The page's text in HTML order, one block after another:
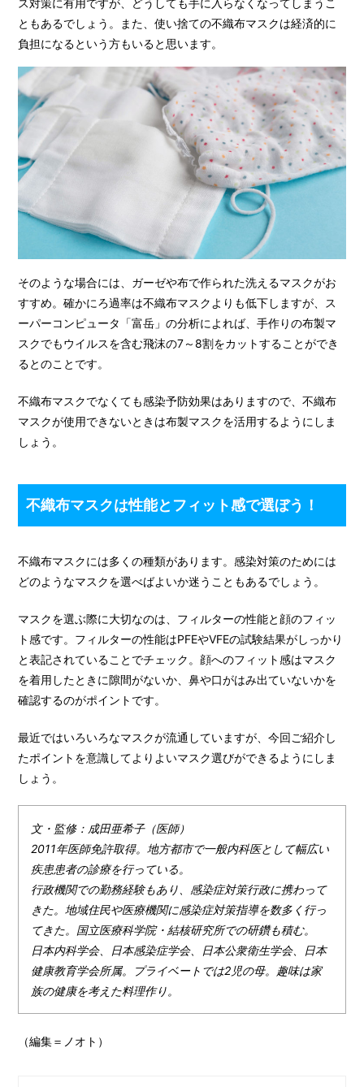
ともあるでしょう。また、使い捨ての不織布マスクは経済的に
負担になるという方もいると思います。
そのような場合には、ガーゼや布で作られた洗えるマスクがお
すすめ。確かにろ過率は不織布マスクよりも低下しますが、ス
ーパーコンピュータ「富岳」の分析によれば、手作りの布製マ
スクでもウイルスを含む飛沫の7～8割をカットすることができ
るとのことです。
不織布マスクでなくても感染予防効果はありますので、不織布
マスクが使用できないときは布製マスクを活用するようにしま
しょう。
不織布マスクは性能とフィット感で選ぼう！
不織布マスクには多くの種類があります。感染対策のためには
どのようなマスクを選べばよいか迷うこともあるでしょう。
マスクを選ぶ際に大切なのは、フィルターの性能と顔のフィッ
ト感です。フィルターの性能はPFEやVFEの試験結果がしっかり
と表記されていることでチェック。顔へのフィット感はマスク
を着用したときに隙間がないか、鼻や口がはみ出ていないかを
確認するのがポイントです。
最近ではいろいろなマスクが流通していますが、今回ご紹介し
たポイントを意識してよりよいマスク選びができるようにしま
しょう。
文・監修：成田亜希子（医師）
2011年医師免許取得。地方都市で一般内科医として幅広い
疾患患者の診療を行っている。
行政機関での勤務経験もあり、感染症対策行政に携わって
きた。地域住民や医療機関に感染症対策指導を数多く行っ
てきた。国立医療科学院・結核研究所での研鑽も積む。
日本内科学会、日本感染症学会、日本公衆衛生学会、日本
健康教育学会所属。プライベートでは2児の母。趣味は家
族の健康を考えた料理作り。
（編集＝ノオト）